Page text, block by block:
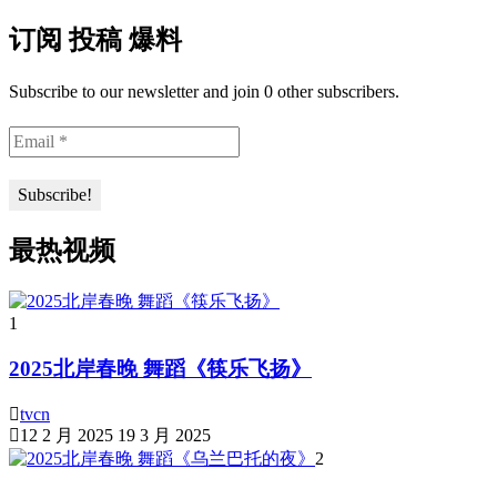
订阅 投稿 爆料
Subscribe to our newsletter and join 0 other subscribers.
最热视频
1
2025北岸春晚 舞蹈《筷乐飞扬》
tvcn
12 2 月 2025 19 3 月 2025
2